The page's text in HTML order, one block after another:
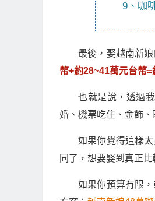
9、咖
最後，娶越南新
幣+約28~41萬元台幣
也就是說，透過
婚、機票吃住、金飾
如果你覺得這樣
同了，想要娶到真正
如果你預算有限